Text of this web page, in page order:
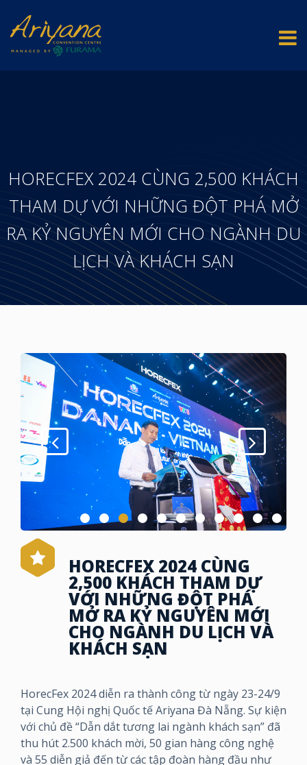
HORECFEX 2024 CÙNG 2,500 KHÁCH
THAM DỰ VỚI NHỮNG ĐỘT PHÁ MỞ
RA KỶ NGUYÊN MỚI CHO NGÀNH DU
LỊCH VÀ KHÁCH SẠN
HORECFEX 2024 CÙNG
2,500 KHÁCH THAM DỰ
VỚI NHỮNG ĐỘT PHÁ
MỞ RA KỶ NGUYÊN MỚI
CHO NGÀNH DU LỊCH VÀ
KHÁCH SẠN
HorecFex 2024 diễn ra thành công từ ngày 23-24/9
tại Cung Hội nghị Quốc tế Ariyana Đà Nẵng. Sự kiện
với chủ đề “Dẫn dắt tương lai ngành khách sạn” đã
thu hút 2.500 khách mời, 50 gian hàng công nghệ
và 55 diễn giả đến từ các tập đoàn hàng đầu như